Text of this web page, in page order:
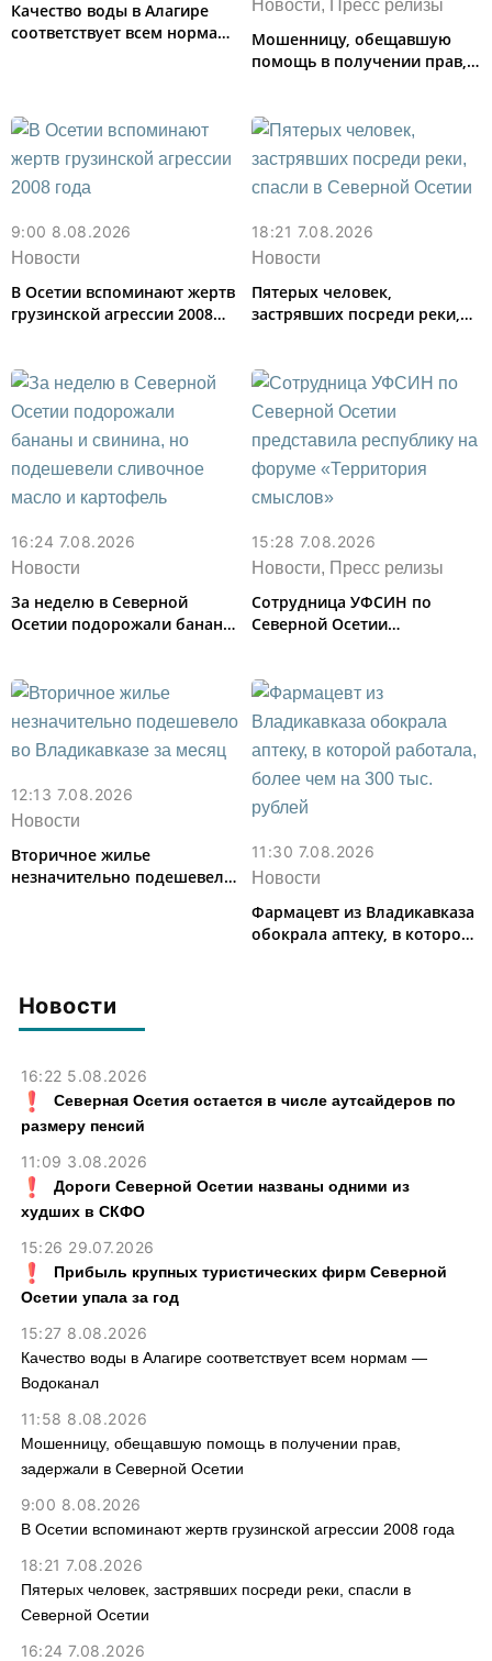
Новости
16:22 5.08.2026
Северная Осетия остается в числе аутсайдеров по
размеру пенсий
11:09 3.08.2026
Дороги Северной Осетии названы одними из
худших в СКФО
15:26 29.07.2026
Прибыль крупных туристических фирм Северной
Осетии упала за год
15:27 8.08.2026
Качество воды в Алагире соответствует всем нормам —
Водоканал
11:58 8.08.2026
Мошенницу, обещавшую помощь в получении прав,
задержали в Северной Осетии
9:00 8.08.2026
В Осетии вспоминают жертв грузинской агрессии 2008 года
18:21 7.08.2026
Пятерых человек, застрявших посреди реки, спасли в
Северной Осетии
16:24 7.08.2026
Качество воды в Алагире
соответствует всем нормам
Новости, Пресс релизы
Мошенницу, обещавшую
помощь в получении прав,
9:00 8.08.2026
Новости
В Осетии вспоминают жертв
грузинской агрессии 2008
18:21 7.08.2026
Новости
Пятерых человек,
застрявших посреди реки,
16:24 7.08.2026
Новости
За неделю в Северной
Осетии подорожали бананы
картофель
15:28 7.08.2026
Новости, Пресс релизы
Сотрудница УФСИН по
Северной Осетии
смыслов»
12:13 7.08.2026
Новости
Вторичное жилье
незначительно подешевело
11:30 7.08.2026
Новости
Фармацевт из Владикавказа
обокрала аптеку, в которой